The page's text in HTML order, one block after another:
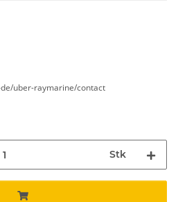
uber-raymarine/contact
Stk